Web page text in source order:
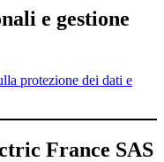
e gestione
protezione dei dati e
France SAS